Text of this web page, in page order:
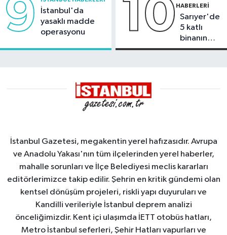
9
İstanbul'da
yasaklı madde
operasyonu
10 HABERLERI
Sarıyer'de
5 katlı
binanın
çatısında
İstanbul Gazetesi, megakentin yerel hafızasıdır. Avrupa
ve Anadolu Yakası'nın tüm ilçelerinden yerel haberler,
mahalle sorunları ve İlçe Belediyesi meclis kararları
editörlerimizce takip edilir. Şehrin en kritik gündemi olan
kentsel dönüşüm projeleri, riskli yapı duyuruları ve
Kandilli verileriyle İstanbul deprem analizi
önceliğimizdir. Kent içi ulaşımda İETT otobüs hatları,
Metro İstanbul seferleri, Şehir Hatları vapurları ve